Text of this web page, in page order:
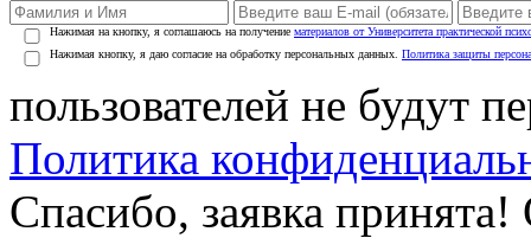
Нажимая на кнопку, я соглашаюсь на получение материалов от Университета практической
Нажимая кнопку, я даю согласие на обработку персональных данных. Политика защиты
пользователей не будут
Политика
Спасибо, заявка